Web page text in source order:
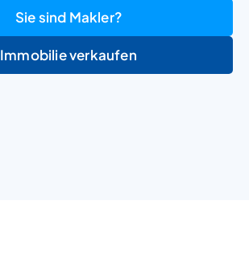
Sie sind Makler?
Immobilie verkaufen